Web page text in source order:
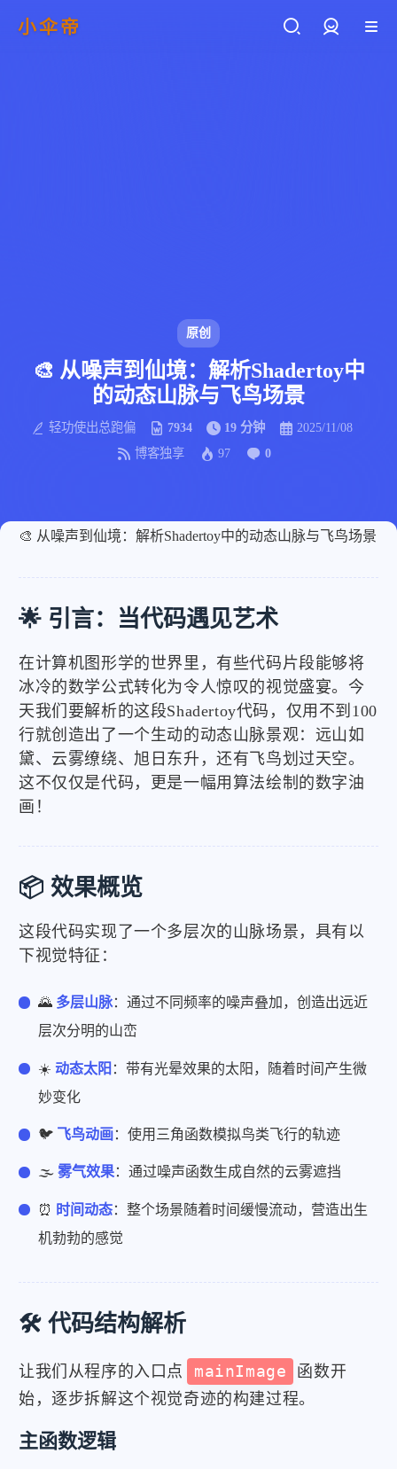
小伞帝
原创
🎨 从噪声到仙境：解析Shadertoy中
的动态山脉与飞鸟场景
轻功使出总跑偏 7934 19 分钟
2025/11/08
博客独享
97 0
🎨 从噪声到仙境：解析Shadertoy中的动态山脉与飞鸟场景
🌟 引言：当代码遇见艺术
在计算机图形学的世界里，有些代码片段能够将
冰冷的数学公式转化为令人惊叹的视觉盛宴。今
天我们要解析的这段Shadertoy代码，仅用不到100
行就创造出了一个生动的动态山脉景观：远山如
黛、云雾缭绕、旭日东升，还有飞鸟划过天空。
这不仅仅是代码，更是一幅用算法绘制的数字油
画！
📦 效果概览
这段代码实现了一个多层次的山脉场景，具有以
下视觉特征：
🌄 多层山脉：通过不同频率的噪声叠加，创造出远近
层次分明的山峦
☀️动态太阳 ：带有光晕效果的太阳，随着时间产生微
妙变化
🐦 飞鸟动画：使用三角函数模拟鸟类飞行的轨迹
🌫️雾气效果：通过噪声函数生成自然的云雾遮挡
⏰ 时间动态：整个场景随着时间缓慢流动，营造出生
机勃勃的感觉
🛠️ 代码结构解析
让我们从程序的入口点 mainImage
函数开
始，逐步拆解这个视觉奇迹的构建过程。
主函数逻辑